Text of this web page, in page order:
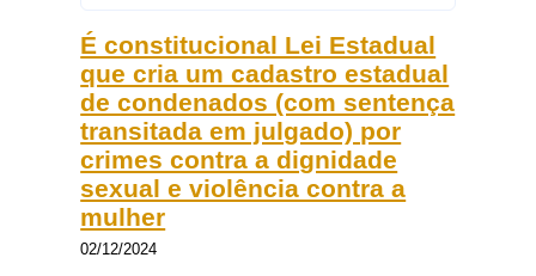
É constitucional Lei Estadual
que cria um cadastro estadual
de condenados (com sentença
transitada em julgado) por
crimes contra a dignidade
sexual e violência contra a
mulher
02/12/2024